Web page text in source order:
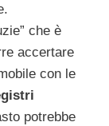
che è
accertare
con le
potrebbe